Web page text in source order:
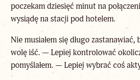
poczekam dziesięć minut na
wysiądę na stacji pod hotelem.
Nie musiałem się długo zastanawiać,
wolę iść. — Lepiej kontrolować
pomyślałem. — Lepiej wybrać coś